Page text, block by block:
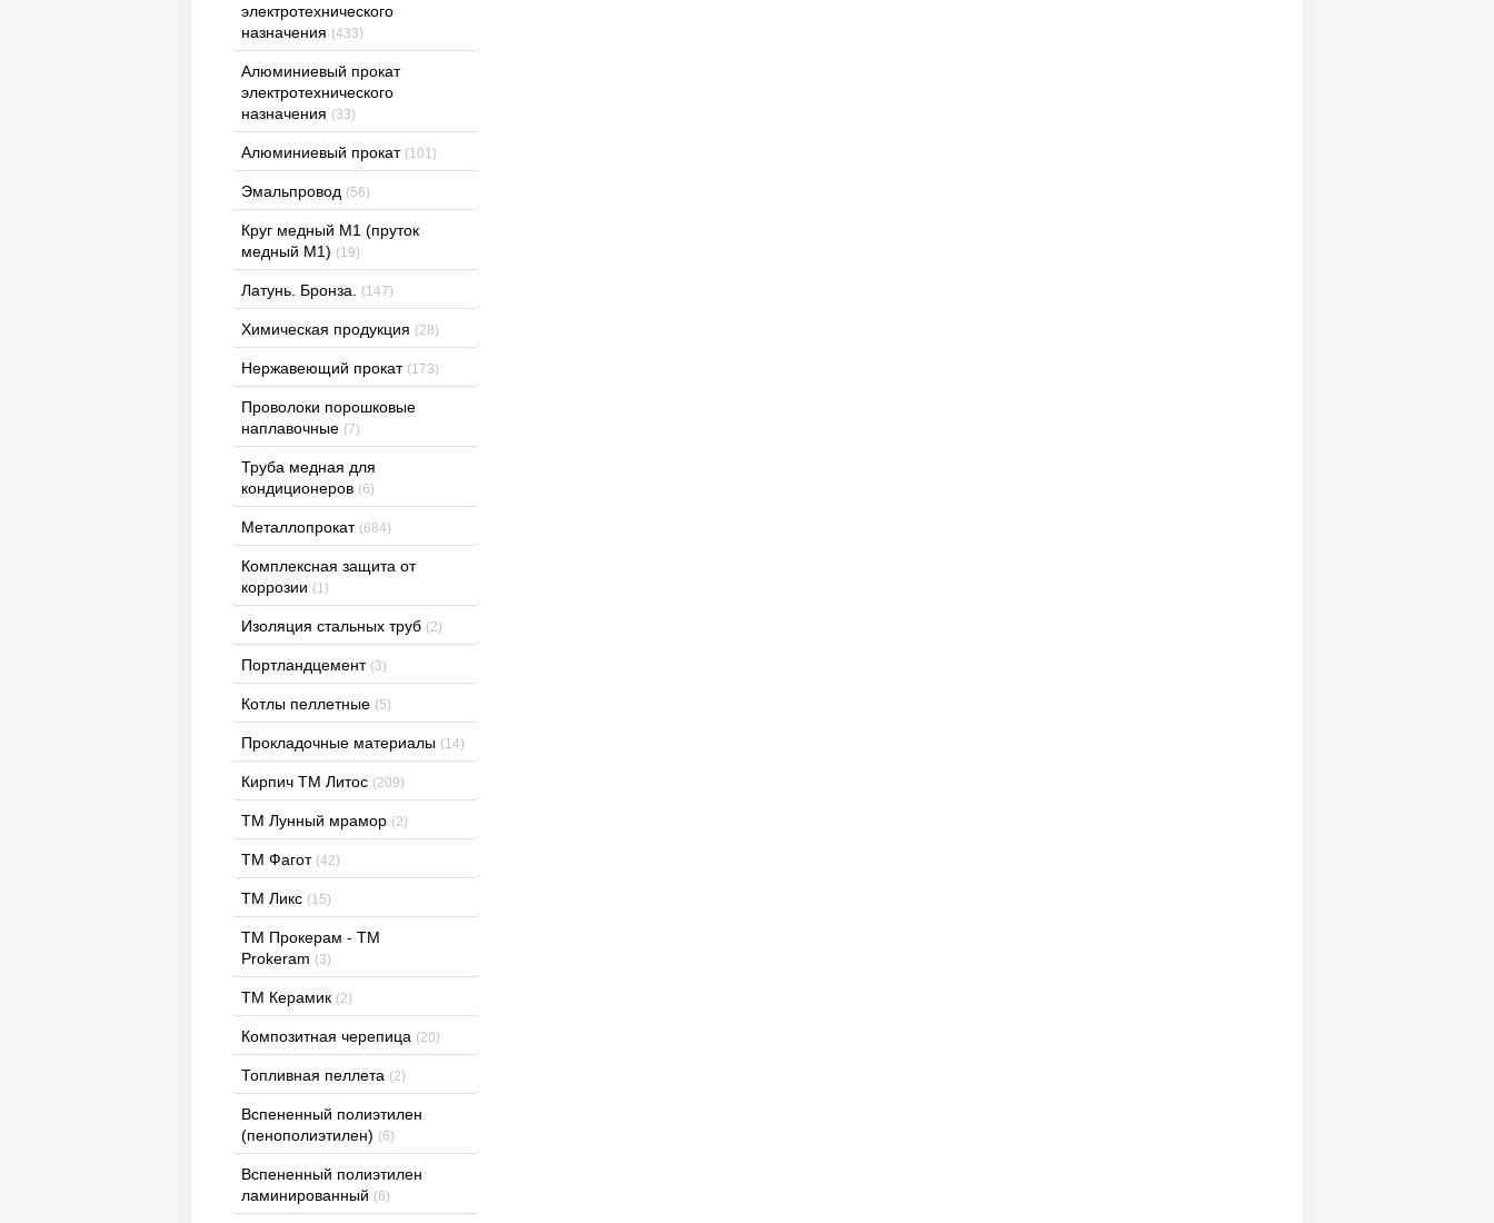
электротехнического
назначения (433)
Алюминиевый прокат
электротехнического
назначения (33)
Алюминиевый прокат (101)
Эмальпровод (56)
Круг медный М1 (пруток
медный М1) (19)
Латунь. Бронза. (147)
Химическая продукция (28)
Нержавеющий прокат (173)
Проволоки порошковые
наплавочные (7)
Труба медная для
кондиционеров (6)
Металлопрокат (684)
Комплексная защита от
коррозии (1)
Изоляция стальных труб (2)
Портландцемент (3)
Котлы пеллетные (5)
Прокладочные материалы (14)
Кирпич ТМ Литос (209)
ТМ Лунный мрамор (2)
ТМ Фагот (42)
ТМ Ликс (15)
TM Прокерам - ТМ
Prokeram (3)
ТМ Керамик (2)
Композитная черепица (20)
Топливная пеллета (2)
Вспененный полиэтилен
(пенополиэтилен) (6)
Вспененный полиэтилен
ламинированный (6)